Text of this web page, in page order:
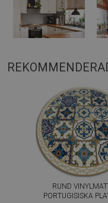
RUND
PORTUGISISKA